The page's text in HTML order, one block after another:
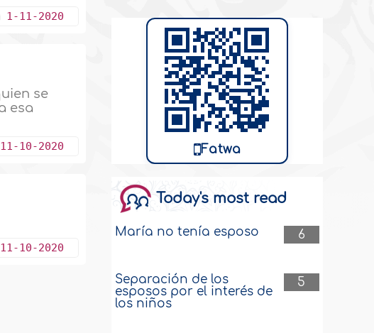
1-11-2020
se
11-10-2020
11-10-2020
Fatwa
Today's most read
6
María no tenía esposo
5
Separación de los
esposos por el interés de
los niños